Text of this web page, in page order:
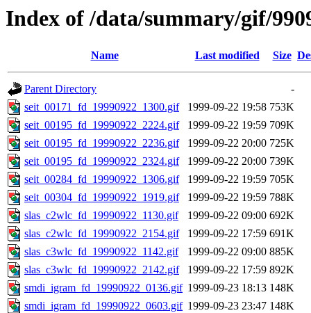
Index of /data/summary/gif/
Name Last modified Size
Parent Directory
-
seit_00171_fd_19990922_1300.gif
1999-09-22 19:58 753K
seit_00195_fd_19990922_2224.gif
1999-09-22 19:59 709K
seit_00195_fd_19990922_2236.gif
1999-09-22 20:00 725K
seit_00195_fd_19990922_2324.gif
1999-09-22 20:00 739K
seit_00284_fd_19990922_1306.gif
1999-09-22 19:59 705K
seit_00304_fd_19990922_1919.gif
1999-09-22 19:59 788K
slas_c2wlc_fd_19990922_1130.gif
1999-09-22 09:00 692K
slas_c2wlc_fd_19990922_2154.gif
1999-09-22 17:59 691K
slas_c3wlc_fd_19990922_1142.gif
1999-09-22 09:00 885K
slas_c3wlc_fd_19990922_2142.gif
1999-09-22 17:59 892K
smdi_igram_fd_19990922_0136.gif 1999-09-23 18:13 148K
smdi_igram_fd_19990922_0603.gif 1999-09-23 23:47 148K